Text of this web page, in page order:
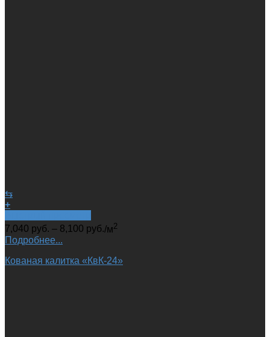
⇆
+
7,040 руб. – 8,100 руб./м2
Подробнее...
Кованая калитка «КвК-24»